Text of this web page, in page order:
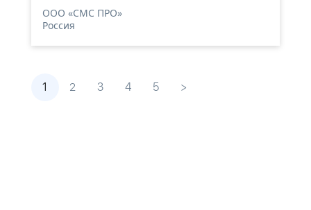
ООО «СМС ПРО»
Россия
1 2 3 4 5 >